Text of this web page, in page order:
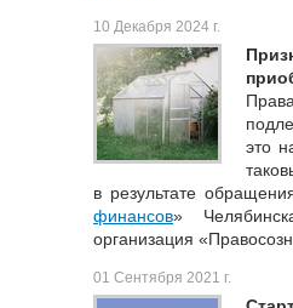
10 Декабря 2024 г.
это
в результате
финансов»
организация
01 Сентября 2021 г.